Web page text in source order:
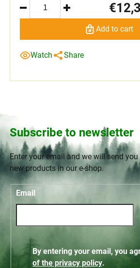
Add to cart
Watch Share
Subscribe to newsletter
Enter your email and we will send
new products in our e-shop.
Email
By entering your email, you
of the privacy policy.